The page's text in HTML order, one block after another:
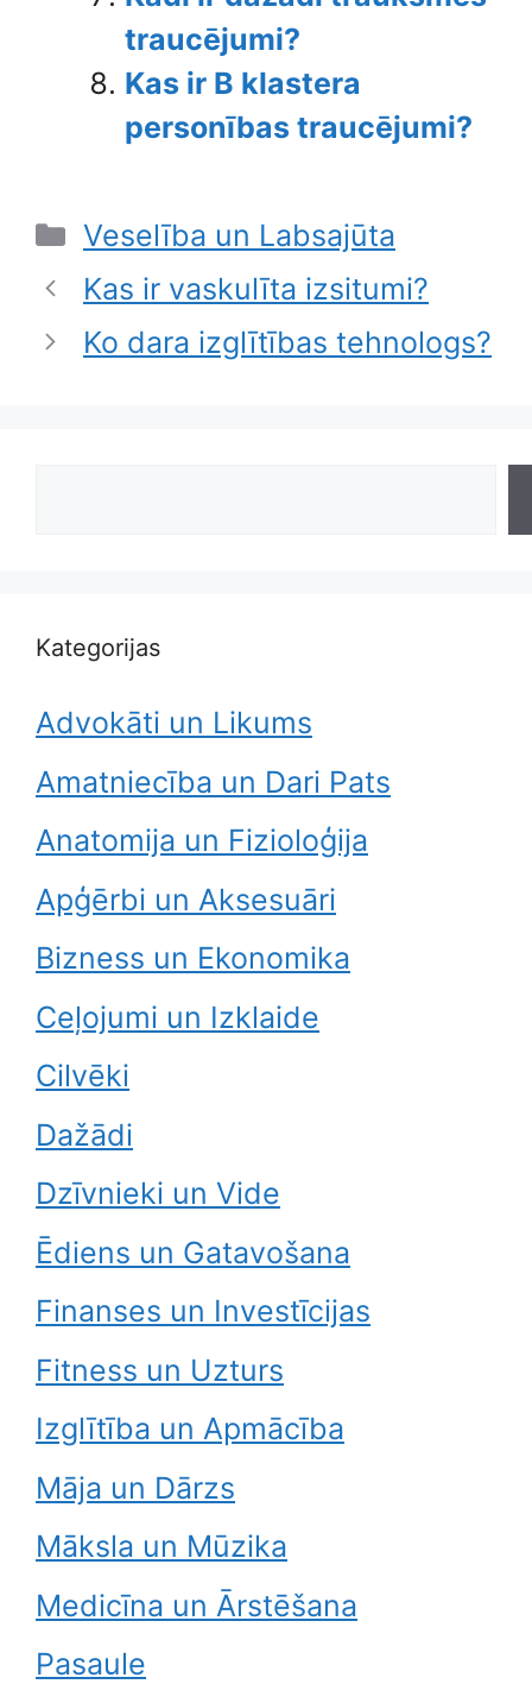
traucējumi?
Kas ir B klastera
personības traucējumi?
Categories
Veselība un Labsajūta
Kas ir vaskulīta izsitumi?
Ko dara izglītības tehnologs?
Kategorijas
Advokāti un Likums
Amatniecība un Dari Pats
Anatomija un Fizioloģija
Apģērbi un Aksesuāri
Bizness un Ekonomika
Ceļojumi un Izklaide
Cilvēki
Dažādi
Dzīvnieki un Vide
Ēdiens un Gatavošana
Finanses un Investīcijas
Fitness un Uzturs
Izglītība un Apmācība
Māja un Dārzs
Māksla un Mūzika
Medicīna un Ārstēšana
Pasaule